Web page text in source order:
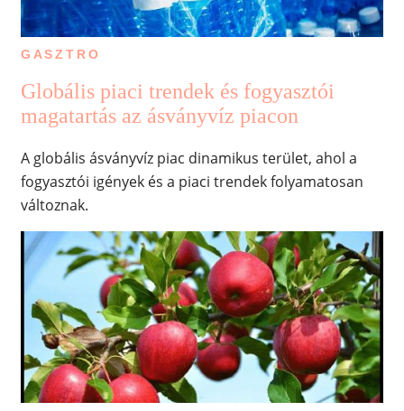
GASZTRO
Globális piaci trendek és fogyasztói
magatartás az ásványvíz piacon
A globális ásványvíz piac dinamikus terület, ahol a
fogyasztói igények és a piaci trendek folyamatosan
változnak.